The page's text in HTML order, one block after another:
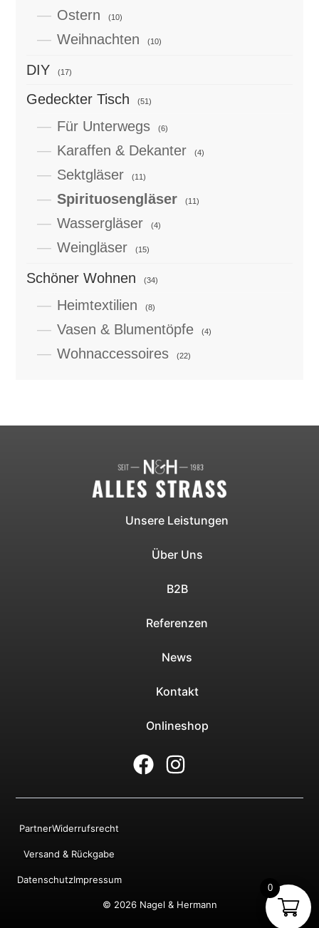
Ostern (10)
Weihnachten (10)
DIY (17)
Gedeckter Tisch (51)
Für Unterwegs (6)
Karaffen & Dekanter (4)
Sektgläser (11)
Spirituosengläser (11)
Wassergläser (4)
Weingläser (15)
Schöner Wohnen (34)
Heimtextilien (8)
Vasen & Blumentöpfe (4)
Wohnaccessoires (22)
Unsere Leistungen
Über Uns
B2B
Referenzen
News
Kontakt
Onlineshop
© 2026 Nagel & Hermann
PartnerWiderrufsrecht
Versand & Rückgabe
DatenschutzImpressum
0